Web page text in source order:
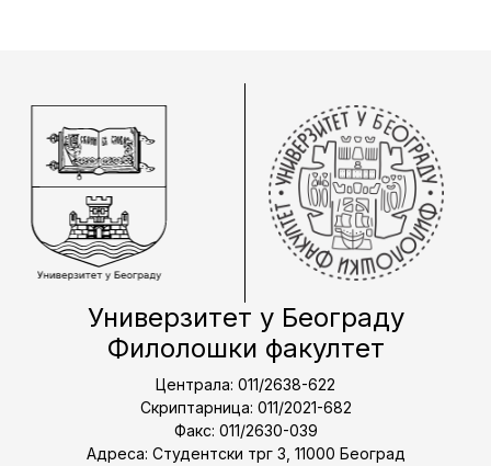
Универзитет у Београду
Филолошки факултет
Централа: 011/2638-622
Скриптарница: 011/2021-682
Факс: 011/2630-039
Адреса: Студентски трг 3, 11000 Београд